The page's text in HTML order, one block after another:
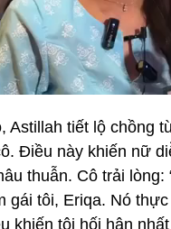
Astillah tiết lộ chồng
Điều này khiến nữ
thuẫn. Cô trải lòng:
gái tôi, Eriqa. Nó
khiến tôi hối hận